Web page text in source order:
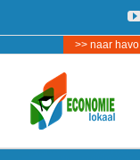
>> naar havo